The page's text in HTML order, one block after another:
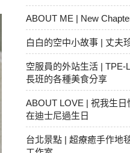
ABOUT ME | New
白白的空中小故事 | 丈夫
空服員的外站生活 | TPE-
長班的各種美食分享
ABOUT LOVE | 祝我生日
在迪士尼過生日
台北景點 | 超療癒手作地